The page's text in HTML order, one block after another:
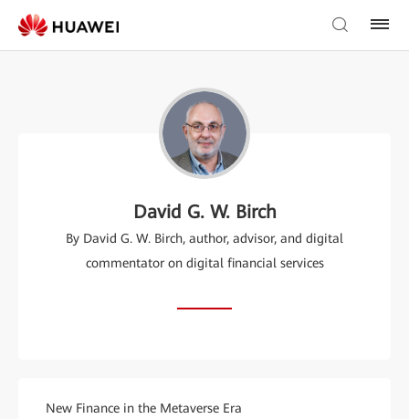
David G. W. Birch
By David G. W. Birch, author, advisor, and digital
commentator on digital financial services
New Finance in the Metaverse Era